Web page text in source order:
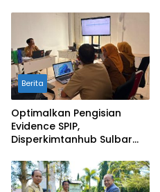
Berita
Optimalkan Pengisian
Evidence SPIP,
Disperkimtanhub Sulbar
Inspektorat